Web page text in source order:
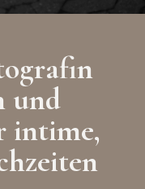
und
intime,